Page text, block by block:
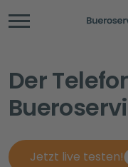
Der
Jetzt live testen!